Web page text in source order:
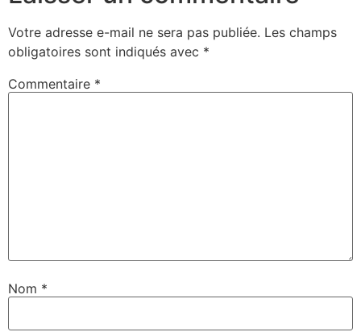
Votre adresse e-mail ne sera pas publiée. Les champs
obligatoires sont indiqués avec *
Commentaire *
Nom *